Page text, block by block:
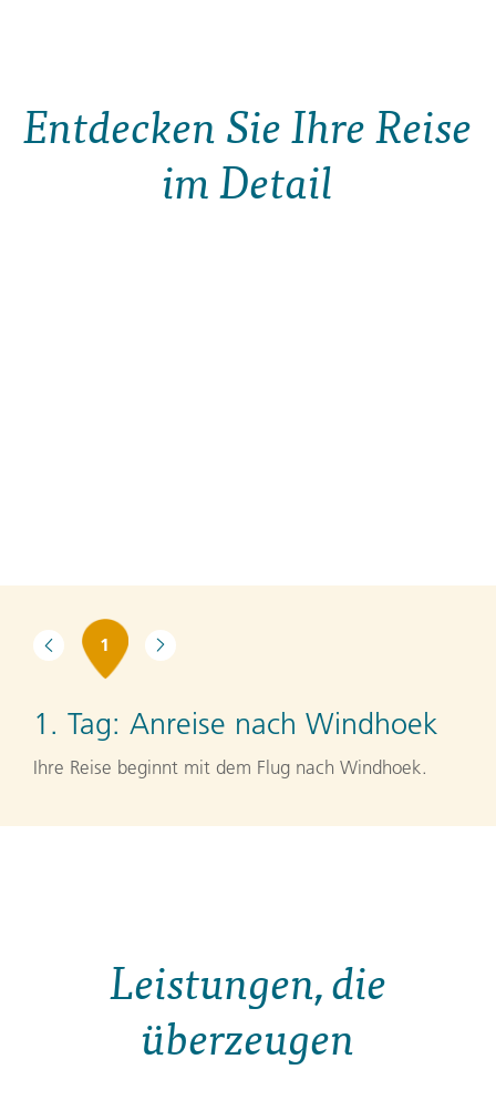
Entdecken Sie Ihre Reise
im Detail
1
1. Tag: Anreise nach Windhoek
Ihre Reise beginnt mit dem Flug nach Windhoek.
Leistungen, die
überzeugen